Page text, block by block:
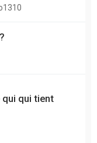
qui qui tient